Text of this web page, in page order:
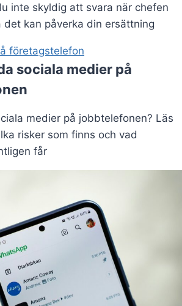
inte skyldig att svara när chefen
det kan påverka din ersättning
sociala medier på
medier på jobbtelefonen? Läs
risker som finns och vad
får